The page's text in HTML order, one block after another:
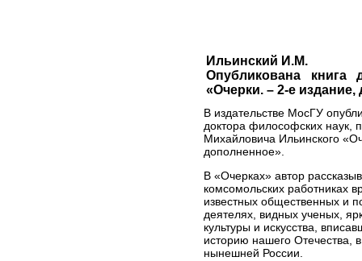
Ильинский И.М.
Опубликована книга
«Очерки. – 2-е
В издательстве МосГУ
доктора философских наук,
Михайловича Ильинского
дополненное».
В «Очерках» автор
комсомольских работниках
известных общественных и
деятелях, видных ученых,
культуры и искусства,
историю нашего Отечества,
нынешней России.